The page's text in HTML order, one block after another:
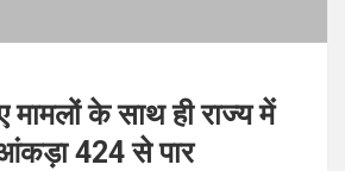
के साथ ही राज्य में
424 से पार